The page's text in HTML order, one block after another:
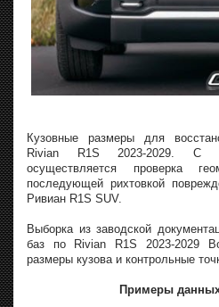
Кузовные размеры для
Rivian R1S 2023-2029. С
осуществляется проверка
последующей рихтовкой
Ривиан R1S SUV.
Выборка из заводской
баз по Rivian R1S 2023-2029
размеры кузова и контрольные
Примеры